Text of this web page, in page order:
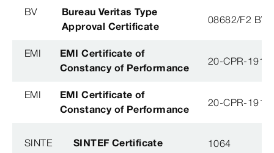
BV
Bureau Veritas Type
Approval Certificate
08682/F2 BV
EMI
EMI Certificate of
Constancy of Performance
20-CPR-191-
EMI
EMI Certificate of
Constancy of Performance
20-CPR-191-
SINTE SINTEF Certificate 1064